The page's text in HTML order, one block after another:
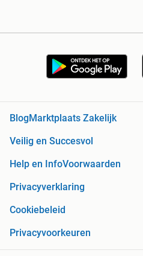
Blog Marktplaats Zakelijk
Veilig en Succesvol
Help en InfoVoorwaarden
Privacyverklaring
Cookiebeleid
Privacyvoorkeuren